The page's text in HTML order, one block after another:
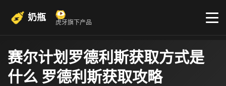
奶瓶 虎牙旗下产品
赛尔计划罗德利斯获取方式是
什么 罗德利斯获取攻略